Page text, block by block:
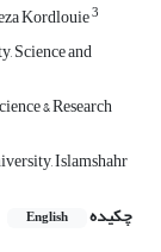
Kordlouie3
Science and
& Research
Islamshahr
چکیده
English